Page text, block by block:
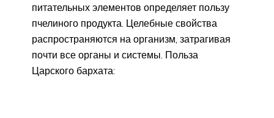
питательных элементов определяет пользу
пчелиного продукта. Целебные свойства
распространяются на организм, затрагивая
почти все органы и системы. Польза
Царского бархата: